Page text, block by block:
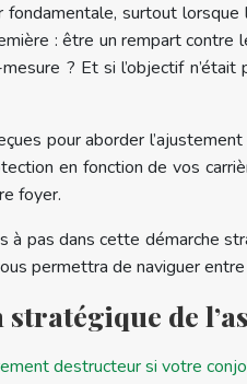
surtout
: être un rempart
? Et si l’objectif
pour aborder
en fonction de vos
foyer.
pas dans cette démarche
permettra de naviguer
de
destructeur si votre